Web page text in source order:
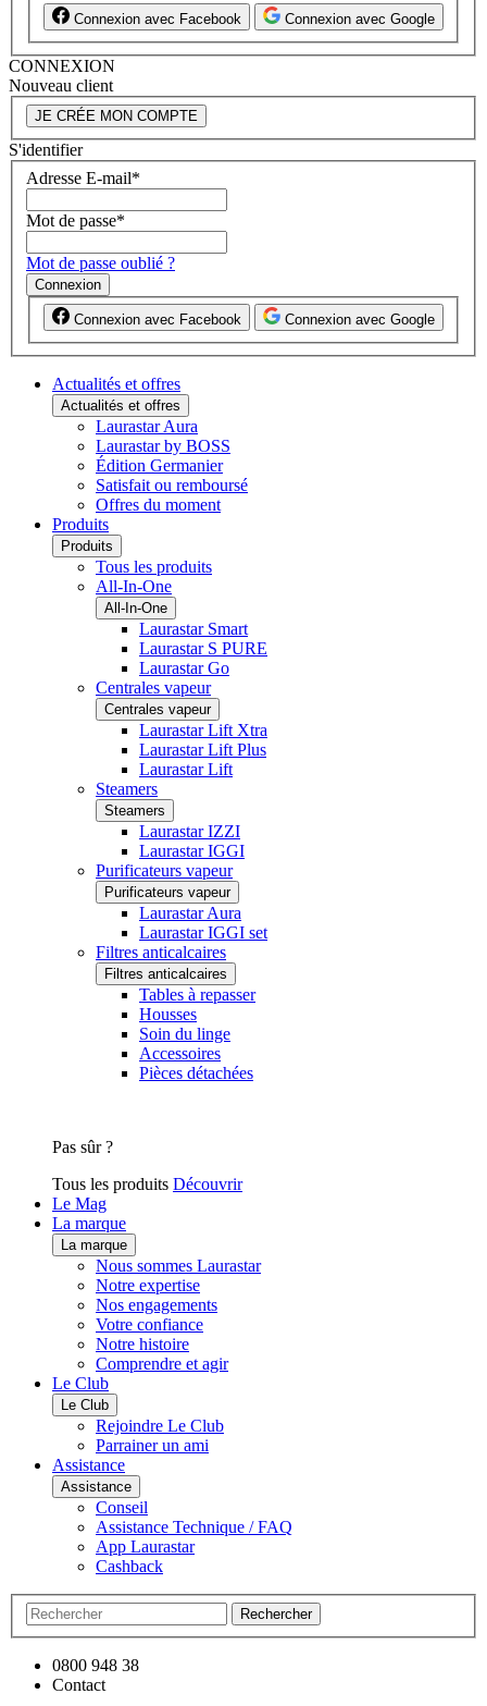
Connexion avec Facebook Connexion avec Google
CONNEXION
Nouveau client
JE CRÉE MON COMPTE
S'identifier
Adresse E-mail*
Mot de passe*
Mot de passe oublié ?
Connexion
Connexion avec Facebook Connexion avec Google
Actualités et offres
Actualités et offres
Laurastar Aura
Laurastar by BOSS
Édition Germanier
Satisfait ou remboursé
Offres du moment
Produits
Produits
Tous les produits
All-In-One
All-In-One
Laurastar Smart
Laurastar S PURE
Laurastar Go
Centrales vapeur
Centrales vapeur
Laurastar Lift Xtra
Laurastar Lift Plus
Laurastar Lift
Steamers
Steamers
Laurastar IZZI
Laurastar IGGI
Purificateurs vapeur
Purificateurs vapeur
Laurastar Aura
Laurastar IGGI set
Filtres anticalcaires
Filtres anticalcaires
Tables à repasser
Housses
Soin du linge
Accessoires
Pièces détachées
Pas sûr ?
Tous les produits Découvrir
Le Mag
La marque
La marque
Nous sommes Laurastar
Notre expertise
Nos engagements
Votre confiance
Notre histoire
Comprendre et agir
Le Club
Le Club
Rejoindre Le Club
Parrainer un ami
Assistance
Assistance
Conseil
Assistance Technique / FAQ
App Laurastar
Cashback
Rechercher
0800 948 38
Contact